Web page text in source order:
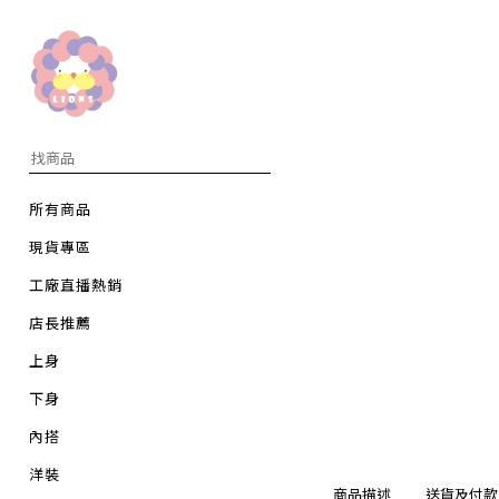
所有商品
現貨專區
工廠直播熱銷
店長推薦
上身
下身
內搭
洋裝
商品描述 送貨及付